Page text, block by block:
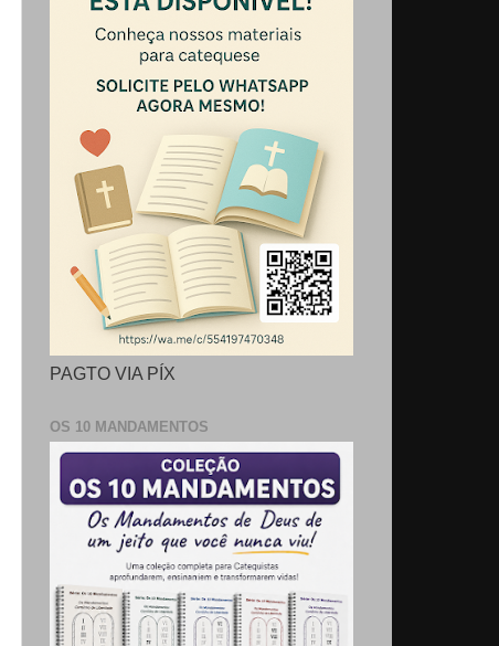
PAGTO VIA PÍX
OS 10 MANDAMENTOS